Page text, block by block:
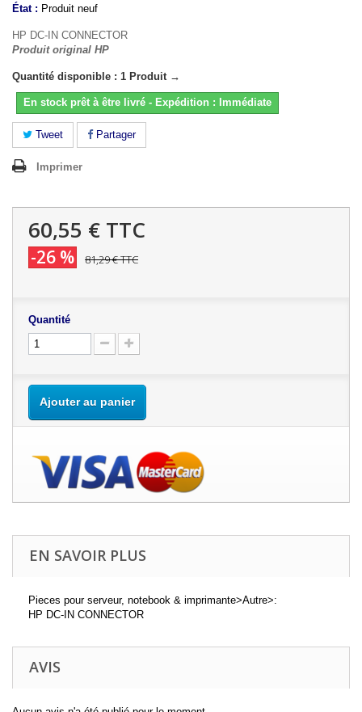
État : Produit neuf
HP DC-IN CONNECTOR
Produit original HP
Quantité disponible : 1 Produit →
En stock prêt à être livré - Expédition : Immédiate
Tweet Partager
Imprimer
60,55 € TTC
-26 % 81,29 €TTC
Quantité
Ajouter au panier
EN SAVOIR PLUS
Pieces pour serveur, notebook & imprimante>Autre>:
HP DC-IN CONNECTOR
AVIS